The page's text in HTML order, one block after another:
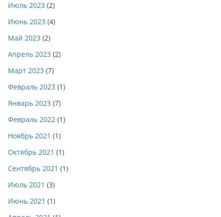
Июль 2023 (2)
Июнь 2023 (4)
Май 2023 (2)
Апрель 2023 (2)
Март 2023 (7)
Февраль 2023 (1)
Январь 2023 (7)
Февраль 2022 (1)
Ноябрь 2021 (1)
Октябрь 2021 (1)
Сентябрь 2021 (1)
Июль 2021 (3)
Июнь 2021 (1)